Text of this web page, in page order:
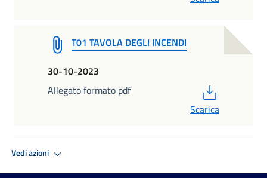
T01 TAVOLA DEGLI INCENDI
30-10-2023
Allegato formato pdf
Scarica
Vedi azioni